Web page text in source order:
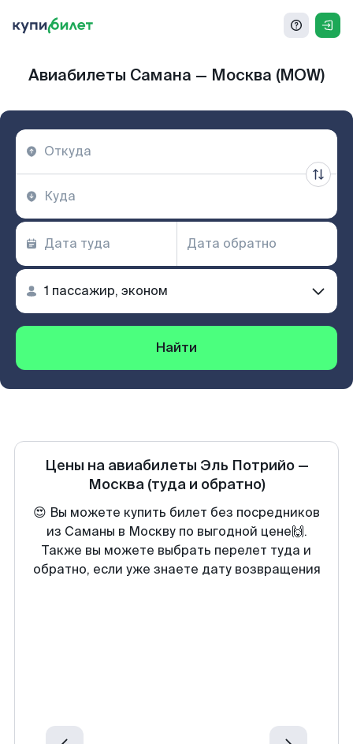
Авиабилеты Самана — Москва (MOW)
Найти
Цены на авиабилеты Эль Потрийо—
Москва (туда и обратно)
😍 Вы можете купить билет без посредников
из Саманы в Москву по выгодной цене🙌.
Также вы можете выбрать перелет туда и
обратно, если уже знаете дату возвращения